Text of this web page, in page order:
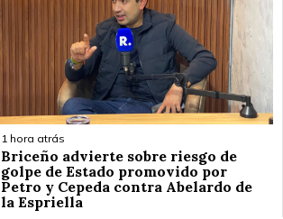
1 hora atrás
Briceño advierte sobre riesgo de
golpe de Estado promovido por
Petro y Cepeda contra Abelardo de
la Espriella